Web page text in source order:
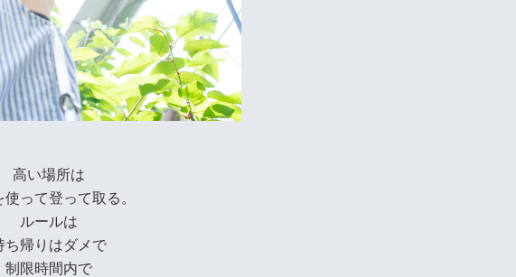
高い場所は
使って登って取る。
ルールは
ち帰りはダメで
制限時間内で